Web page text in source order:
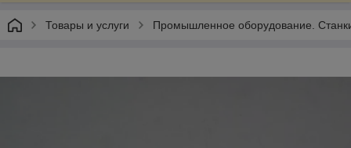
Товары и услуги Промышленное оборудование.